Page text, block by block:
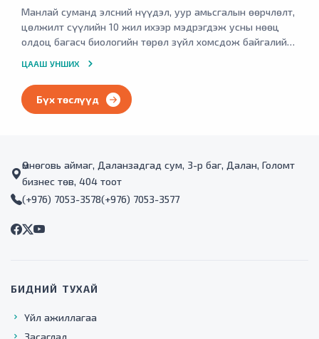
дурсгалт газрууд байгаль цаг уур болон хүний буруутай
үйл ажиллагаанаас хамаарч устан үгүй болохоос
сэргийлэх ажил зохион байгуулж, гадаад, дотоодын
жуулчдыг татах цогц байгууламж бий болгох
шаардлагатай байсан. Манлай сумын Өгөөмөр багийн
18000 мөрийг хадгалж хамгаалах, Ханбогд сумын
Жавхлант багийн нутагт орших Хүрдэт агуйн
Манлай суманд элсний нүүдэл, уур амьсгалын өөрчлөлт,
цөлжилт сүүлийн 10 жил ихээр мэдрэгдэж усны нөөц
олдоц багасч биологийн төрөл зүйл хомсдож байгалийн
намжаах зорилгоор ойжуулалтын ажил хийх зайлшгүй
шаардлага тулгарсан. Манлай сумын ерөнхий
төлөвлөгөөнд суусан газар 2600 мод тарих ажил хийсэн.
ЦААШ УНШИХ
Бүх төслүүд
Өмнөговь аймаг, Даланзадгад сум, 3-р баг, Далан, Голомт
бизнес төв, 404 тоот
(+976) 7053-3578(+976) 7053-3577
БИДНИЙ ТУХАЙ
Үйл ажиллагаа